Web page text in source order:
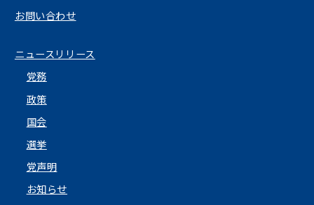
お問い合わせ
ニュースリリース
党務
政策
国会
選挙
党声明
お知らせ